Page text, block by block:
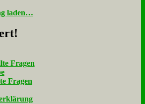
laden…
Fra­gen
Fra­gen